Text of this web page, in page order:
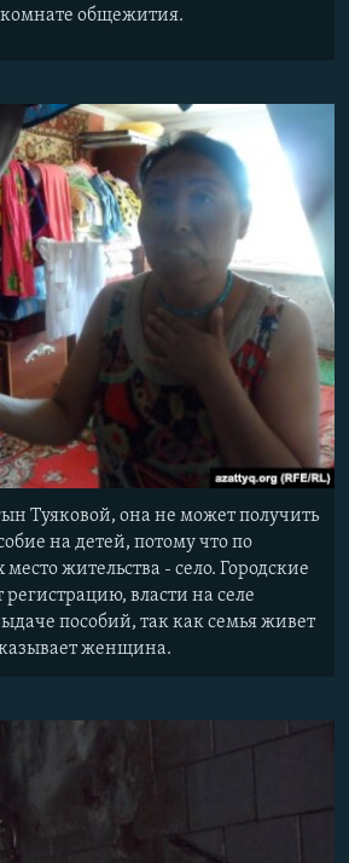
общежития.
Туяковой, она не может получить
на детей, потому что по
жительства - село. Городские
регистрацию, власти на селе
пособий, так как семья живет
женщина.